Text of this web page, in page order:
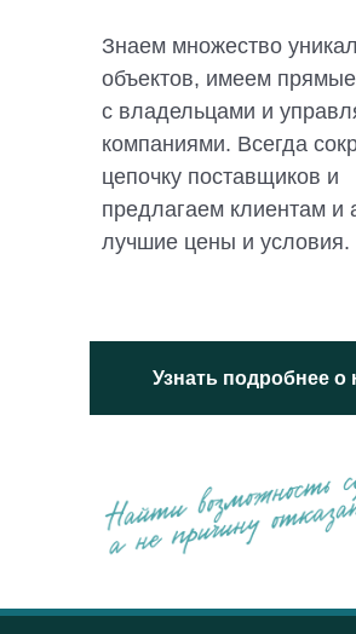
Знаем множество
объектов, имеем прямые
с владельцами и
компаниями. Всегда
цепочку поставщиков и
предлагаем клиентам и
лучшие цены и условия.
Узнать подробнее о